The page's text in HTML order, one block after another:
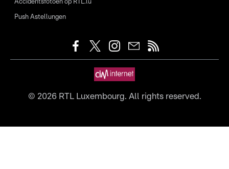
Accidentsfotoen op RTL.lu
Push Astellungen
© 2026RTL Luxembourg. All rights reserved.